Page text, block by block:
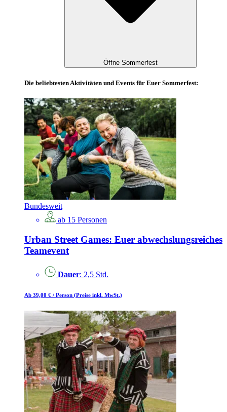
Öffne Sommerfest
Die beliebtesten Aktivitäten und Events für Euer Sommerfest:
Bundesweit
ab 15 Personen
Urban Street Games: Euer abwechslungsreiches
Teamevent
Dauer: 2,5 Std.
Ab 39,00 € / Person (Preise inkl. MwSt.)